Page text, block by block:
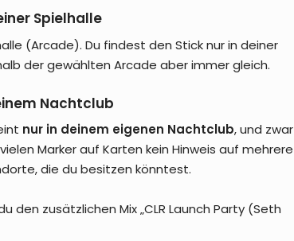
Spielhalle
(Arcade). Du findest den Stick nur in deiner
der gewählten Arcade aber immer gleich.
Nachtclub
nur in deinem eigenen Nachtclub, und zwar
Marker auf Karten kein Hinweis auf mehrere
die du besitzen könntest.
den zusätzlichen Mix „CLR Launch Party (Seth